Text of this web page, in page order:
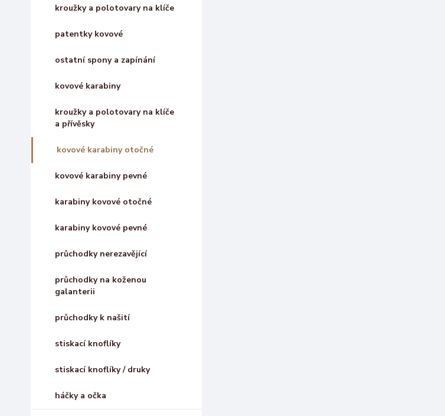
kroužky a polotovary na klíče
patentky kovové
ostatní spony a zapínání
kovové karabiny
kroužky a polotovary na klíče
a přívěsky
kovové karabiny otočné
kovové karabiny pevné
karabiny kovové otočné
karabiny kovové pevné
průchodky nerezavějící
průchodky na koženou
galanterii
průchodky k našití
stiskací knoflíky
stiskací knoflíky / druky
háčky a očka